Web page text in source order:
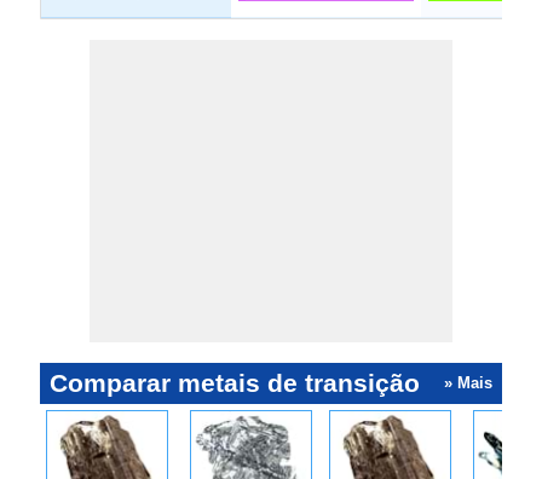
Comparar metais de transição » Mais